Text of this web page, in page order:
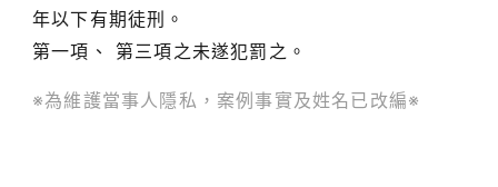
年以下有期徒刑。
第一項、 第三項之未遂犯罰之。
※為維護當事人隱私，案例事實及姓名已改編※